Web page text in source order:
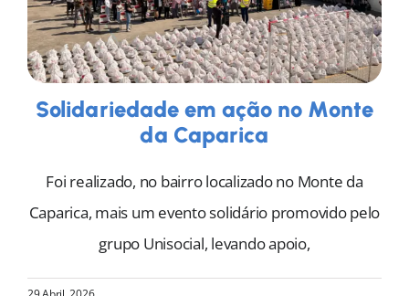
Solidariedade em ação no Monte
da Caparica
Foi realizado, no bairro localizado no Monte da
Caparica, mais um evento solidário promovido pelo
grupo Unisocial, levando apoio,